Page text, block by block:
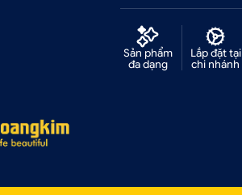
Sản phẩm
đa dạng
Lắp đặt tại
chi nhánh